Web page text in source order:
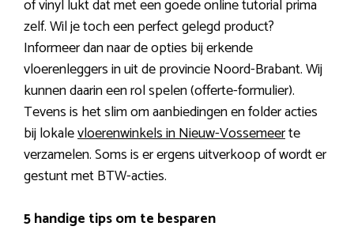
of vinyl lukt dat met een goede online tutorial prima
zelf. Wil je toch een perfect gelegd product?
Informeer dan naar de opties bij erkende
vloerenleggers in uit de provincie Noord-Brabant. Wij
kunnen daarin een rol spelen (offerte-formulier).
Tevens is het slim om aanbiedingen en folder acties
bij lokalevloerenwinkels in Nieuw-Vossemeerte
verzamelen. Soms is er ergens uitverkoop of wordt er
gestunt met BTW-acties.
5 handige tips om te besparen